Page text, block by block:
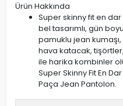
Ürün Hakkında
Super skinny fit en
bel tasarımlı, gün
pamuklu jean
hava katacak,
ile harika kombinler
Super Skinny Fit En
Paça Jean Pantolon.